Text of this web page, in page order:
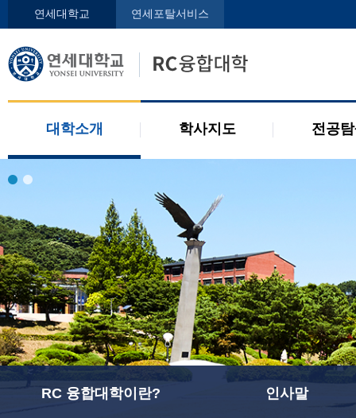
연세대학교 연세포탈서비스
대학소개 학사지도 전공
인사말
오시는 길
학사지도사
RC 융합대학이란? 인사말